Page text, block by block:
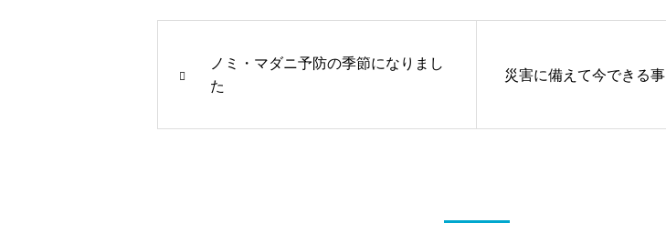
ノミ・マダニ予防の季節になりまし
た
災害に備えて今できる事